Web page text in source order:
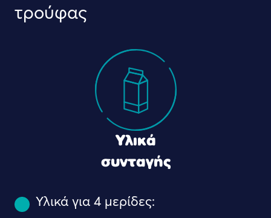
τρούφας
Υλικά
συνταγής
Υλικά για 4 μερίδες: